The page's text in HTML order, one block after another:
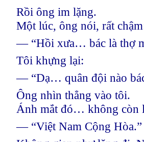
Rồi ông im lặng.
Một lúc, ông nói, rất
— “Hồi xưa… bác là thợ
Tôi khựng lại:
— “Dạ… quân đội nào
Ông nhìn thẳng vào tôi.
Ánh mắt đó… không còn
— “Việt Nam Cộng Hòa.”